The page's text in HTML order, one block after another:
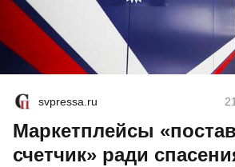
svpressa.ru
Маркетплейсы
счетчик» ради